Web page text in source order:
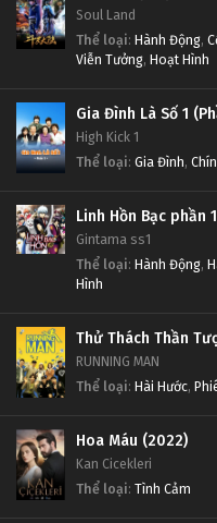
Soul Land
Thể loại: Hành Động,
Viễn Tưởng, Hoạt Hình
Gia Đình Là Số 1
High Kick 1
Thể loại: Gia Đình,
Linh Hồn Bạc phần
Gintama ss1
Thể loại: Hành Động,
Hình
Thử Thách Thần
RUNNING MAN
Thể loại: Hài Hước,
Hoa Máu (2022)
Kan Cicekleri
Thể loại: Tình Cảm